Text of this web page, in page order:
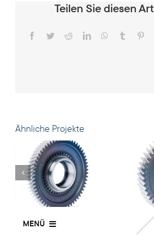
MENÜ
Teilen Sie diesen
Facebook
TwitterRedditLinkedInWhatsApp
Tumblr
Ähnliche Projekte